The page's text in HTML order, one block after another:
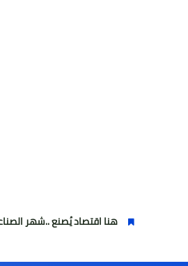
هنا اقتصاد يُصنع ..شهر الصناعات